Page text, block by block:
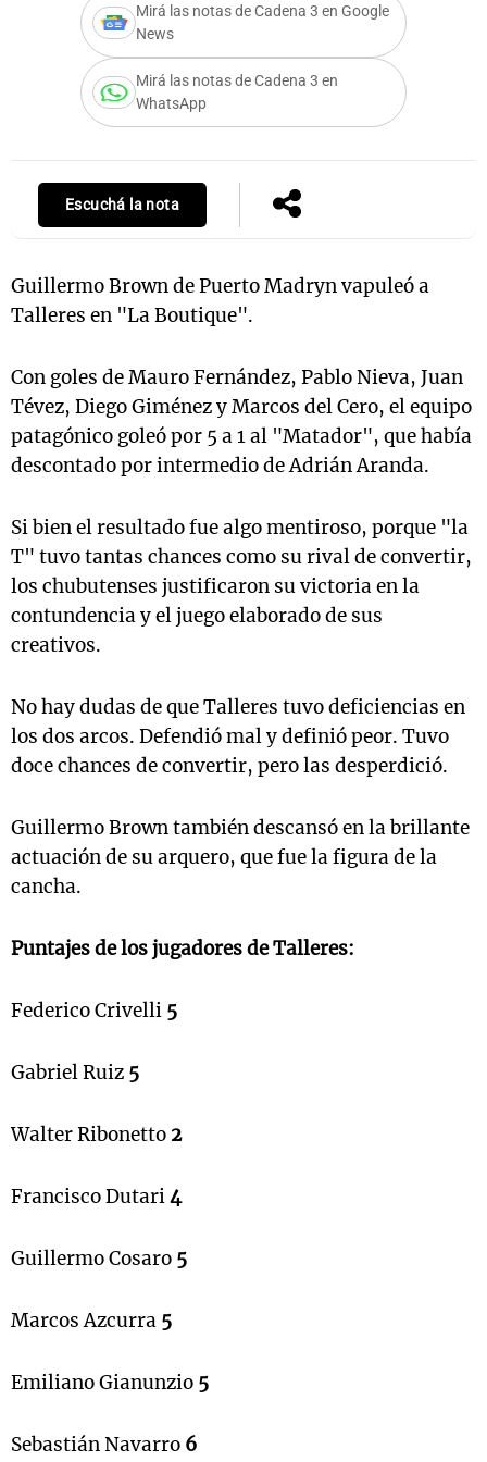
Mirá las notas de Cadena 3 en Google
News
Mirá las notas de Cadena 3 en
WhatsApp
Escuchá la nota
Guillermo Brown de Puerto Madryn vapuleó a
Talleres en "La Boutique".
Con goles de Mauro Fernández, Pablo Nieva, Juan
Tévez, Diego Giménez y Marcos del Cero, el equipo
patagónico goleó por 5 a 1 al "Matador", que había
descontado por intermedio de Adrián Aranda.
Si bien el resultado fue algo mentiroso, porque "la
T" tuvo tantas chances como su rival de convertir,
los chubutenses justificaron su victoria en la
contundencia y el juego elaborado de sus
creativos.
No hay dudas de que Talleres tuvo deficiencias en
los dos arcos. Defendió mal y definió peor. Tuvo
doce chances de convertir, pero las desperdició.
Guillermo Brown también descansó en la brillante
actuación de su arquero, que fue la figura de la
cancha.
Puntajes de los jugadores de Talleres:
Federico Crivelli 5
Gabriel Ruiz 5
Walter Ribonetto 2
Francisco Dutari4
Guillermo Cosaro 5
Marcos Azcurra 5
Emiliano Gianunzio 5
Sebastián Navarro 6